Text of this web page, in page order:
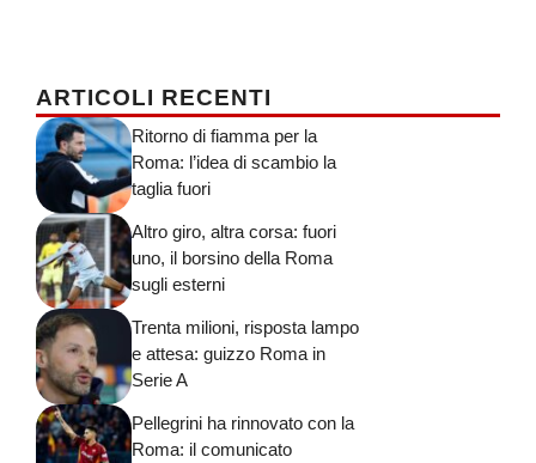
ARTICOLI RECENTI
Ritorno di fiamma per la
Roma: l’idea di scambio la
taglia fuori
Altro giro, altra corsa: fuori
uno, il borsino della Roma
sugli esterni
Trenta milioni, risposta lampo
e attesa: guizzo Roma in
Serie A
Pellegrini ha rinnovato con la
Roma: il comunicato